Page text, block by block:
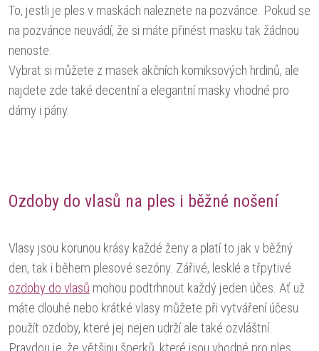
To, jestli je ples v maskách naleznete na pozvánce. Pokud se
na pozvánce neuvádí, že si máte přinést masku tak žádnou
nenoste.
Vybrat si můžete z masek akčních komiksových hrdinů, ale
najdete zde také decentní a elegantní masky vhodné pro
dámy i pány.
Ozdoby do vlasů na ples i běžné nošení
Vlasy jsou korunou krásy každé ženy a platí to jak v běžný
den, tak i během plesové sezóny. Zářivé, lesklé a třpytivé
ozdoby do vlasů mohou podtrhnout každý jeden účes. Ať už
máte dlouhé nebo krátké vlasy můžete při vytváření účesu
použít ozdoby, které jej nejen udrží ale také ozvláštní.